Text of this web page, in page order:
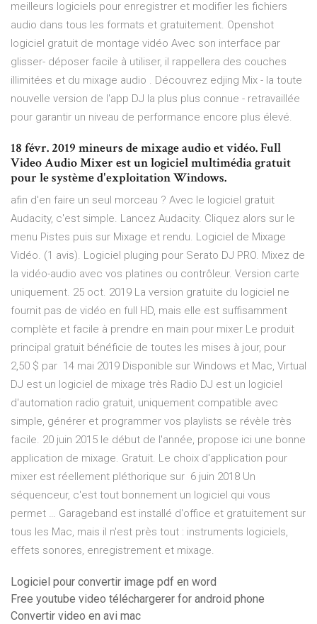
meilleurs logiciels pour enregistrer et modifier les fichiers
audio dans tous les formats et gratuitement. Openshot
logiciel gratuit de montage vidéo Avec son interface par
glisser- déposer facile à utiliser, il rappellera des couches
illimitées et du mixage audio . Découvrez edjing Mix - la toute
nouvelle version de l'app DJ la plus plus connue - retravaillée
pour garantir un niveau de performance encore plus élevé.
18 févr. 2019 mineurs de mixage audio et vidéo. Full
Video Audio Mixer est un logiciel multimédia gratuit
pour le système d'exploitation Windows.
afin d'en faire un seul morceau ? Avec le logiciel gratuit
Audacity, c'est simple. Lancez Audacity. Cliquez alors sur le
menu Pistes puis sur Mixage et rendu. Logiciel de Mixage
Vidéo. (1 avis). Logiciel pluging pour Serato DJ PRO. Mixez de
la vidéo-audio avec vos platines ou contrôleur. Version carte
uniquement. 25 oct. 2019 La version gratuite du logiciel ne
fournit pas de vidéo en full HD, mais elle est suffisamment
complète et facile à prendre en main pour mixer Le produit
principal gratuit bénéficie de toutes les mises à jour, pour
2,50 $ par 14 mai 2019 Disponible sur Windows et Mac, Virtual
DJ est un logiciel de mixage très Radio DJ est un logiciel
d'automation radio gratuit, uniquement compatible avec
simple, générer et programmer vos playlists se révèle très
facile. 20 juin 2015 le début de l'année, propose ici une bonne
application de mixage. Gratuit. Le choix d'application pour
mixer est réellement pléthorique sur 6 juin 2018 Un
séquenceur, c'est tout bonnement un logiciel qui vous
permet … Garageband est installé d'office et gratuitement sur
tous les Mac, mais il n'est près tout : instruments logiciels,
effets sonores, enregistrement et mixage.
Logiciel pour convertir image pdf en word
Free youtube video téléchargerer for android phone
Convertir video en avi mac